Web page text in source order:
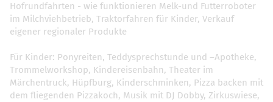
Hofrundfahrten - wie funktionieren Melk-und Futterroboter
im Milchviehbetrieb, Traktorfahren für Kinder, Verkauf
eigener regionaler Produkte
Für Kinder: Ponyreiten, Teddysprechstunde und –Apotheke,
Trommelworkshop, Kindereisenbahn, Theater im
Märchentruck, Hüpfburg, Kinderschminken, Pizza backen mit
dem fliegenden Pizzakoch, Musik mit DJ Dobby, Zirkuswiese,